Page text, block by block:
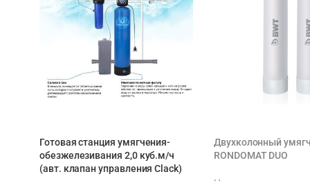
Готовая станция умягчения-
обезжелезивания 2,0 куб.м/ч
(авт. клапан управления Clack)
Двухколонный
RONDOMAT DUO